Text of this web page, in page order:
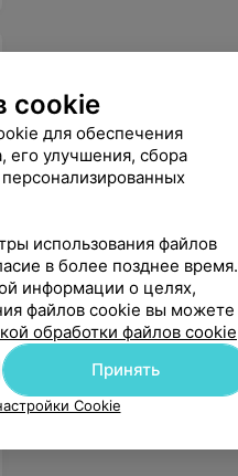
брекеты
cookie
для обеспечения
его улучшения, сбора
использования файлов
в более позднее время.
информации о целях,
файлов cookie вы можете
обработки файлов cookie
Принять
Cookie